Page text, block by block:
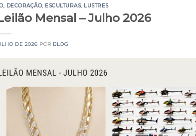
, DECORAÇÃO, ESCULTURAS, LUSTRES
Mensal – Julho 2026
DE 2026 POR BLOG